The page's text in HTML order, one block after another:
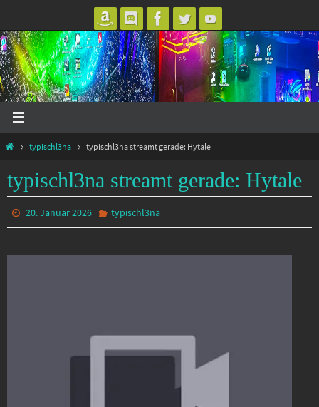
Inhalt
springen
Starttypischl3na typischl3na streamt gerade: Hytale
typischl3na streamt gerade: Hytale
20. Januar 2026 typischl3na